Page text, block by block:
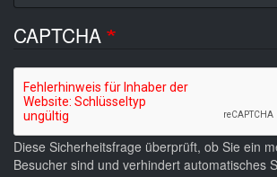
CAPTCHA
Diese Sicherheitsfrage überprüft, ob Sie ein
Besucher sind und verhindert automatisches